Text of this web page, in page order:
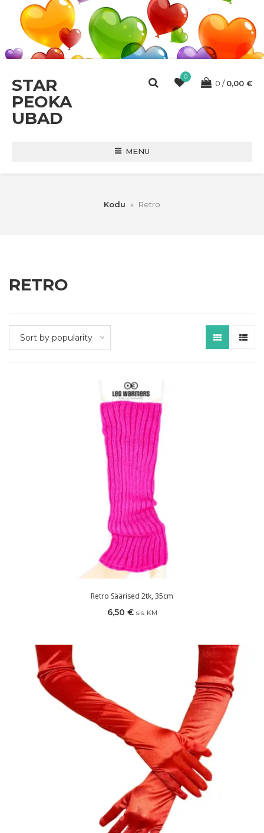
STAR
PEOKA
UBAD
0
0 0,00 €
MENU
Kodu » Retro
RETRO
Sort by popularity
Retro Säärised 2tk, 35cm
6,50 € sis. KM